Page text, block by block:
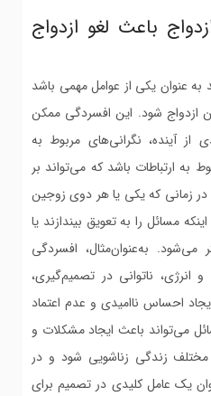
باعث لغو ازدواج
به عنوان یکی از عوامل مهمی باشد
ازدواج شود. این افسردگی ممکن
از آینده، نگرانی‌های مربوط به
به ارتباطات باشد که می‌تواند بر
در زمانی که یکی یا هر دوی زوجین
مسائل را به تعویق بیندازند یا
می‌شود. به‌عنوان‌مثال، افسردگی
انرژی، ناتوانی در تصمیم‌گیری،
احساس ناامیدی و عدم اعتماد
می‌تواند باعث ایجاد مشکلات و
زندگی زناشویی شود و در
یک عامل کلیدی در تصمیم برای